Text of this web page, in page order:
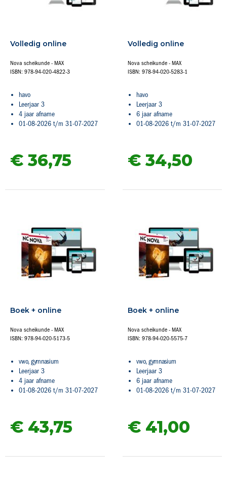
Volledig online
Nova scheikunde - MAX
ISBN: 978-94-020-4822-3
havo
Leerjaar 3
4 jaar afname
01-08-2026 t/m 31-07-2027
€ 36,75
Volledig online
Nova scheikunde - MAX
ISBN: 978-94-020-5283-1
havo
Leerjaar 3
6 jaar afname
01-08-2026 t/m 31-07-2027
€ 34,50
Boek + online
Nova scheikunde - MAX
ISBN: 978-94-020-5173-5
vwo, gymnasium
Leerjaar 3
4 jaar afname
01-08-2026 t/m 31-07-2027
€ 43,75
Boek + online
Nova scheikunde - MAX
ISBN: 978-94-020-5575-7
vwo, gymnasium
Leerjaar 3
6 jaar afname
01-08-2026 t/m 31-07-2027
€ 41,00